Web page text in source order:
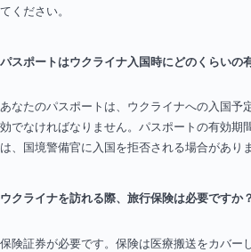
てください。
パスポートはウクライナ入国時にどのくらいの
あなたのパスポートは、ウクライナへの入国予
効でなければなりません。パスポートの有効期
は、国境警備官に入国を拒否される場合がありま
ウクライナを訪れる際、旅行保険は必要ですか？
保険証券が必要です。保険は医療搬送をカバー